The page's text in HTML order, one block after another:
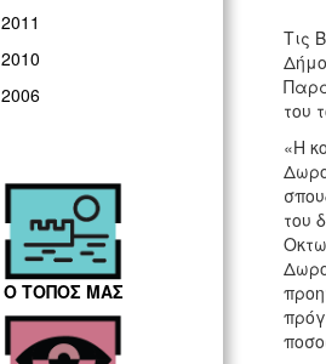
2011
2010
2006
Ο ΤΟΠΟΣ ΜΑΣ
Τις
του
«Η
του